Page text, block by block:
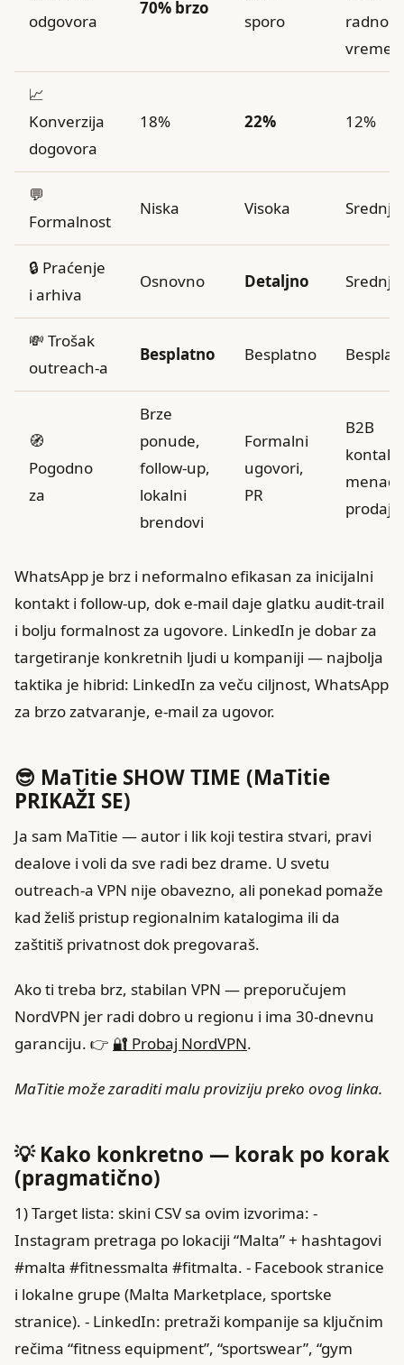
odgovora
70% brzo
sporo
radnog
📈
Konverzija
dogovora
18% 22% 12%
💬
Formalnost
Niska Visoka Srednja
🔒 Praćenje
i arhiva
Osnovno Detaljno Srednje
💸 Trošak
outreach-a
Besplatno Besplatno
🧭
Pogodno
za
Brze
ponude,
follow‑up,
lokalni
brendovi
Formalni
ugovori,
PR
B2B
prodaje
WhatsApp je brz i neformalno efikasan za inicijalni
kontakt i follow‑up, dok e‑mail daje glatku audit-trail
i bolju formalnost za ugovore. LinkedIn je dobar za
targetiranje konkretnih ljudi u kompaniji — najbolja
taktika je hibrid: LinkedIn za veču ciljnost, WhatsApp
za brzo zatvaranje, e‑mail za ugovor.
😎 MaTitie SHOW TIME (MaTitie
PRIKAŽI SE)
Ja sam MaTitie — autor i lik koji testira stvari, pravi
dealove i voli da sve radi bez drame. U svetu
outreach-a VPN nije obavezno, ali ponekad pomaže
kad želiš pristup regionalnim katalogima ili da
zaštitiš privatnost dok pregovaraš.
Ako ti treba brz, stabilan VPN — preporučujem
NordVPN jer radi dobro u regionu i ima 30‑dnevnu
garanciju. 👉 🔐 Probaj NordVPN.
MaTitie može zaraditi malu proviziju preko ovog linka.
💡 Kako konkretno — korak po korak
(pragmatično)
1) Target lista: skini CSV sa ovim izvorima: -
Instagram pretraga po lokaciji “Malta” + hashtagovi
#malta #fitnessmalta #fitmalta. - Facebook stranice
i lokalne grupe (Malta Marketplace, sportske
stranice). - LinkedIn: pretraži kompanije sa ključnim
rečima “fitness equipment”, “sportswear”, “gym